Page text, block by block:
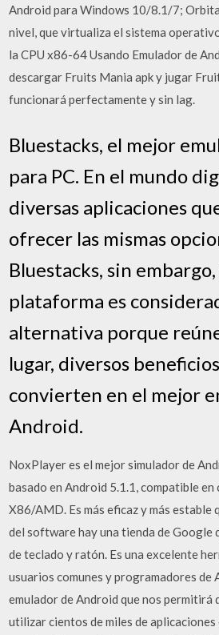
Android para Windows 10/8.1/7;
nivel, que virtualiza el sistema
la CPU x86-64 Usando Emulador de
descargar Fruits Mania apk y jugar
funcionará perfectamente y sin lag.
Bluestacks, el mejor
para PC. En el mundo
diversas aplicaciones
ofrecer las mismas
Bluestacks, sin
plataforma es
alternativa porque
lugar, diversos
convierten en el mejor
Android.
NoxPlayer es el mejor simulador de
basado en Android 5.1.1, compatible
X86/AMD. Es más eficaz y más estable
del software hay una tienda de Google
de teclado y ratón. Es una excelente
usuarios comunes y programadores de
emulador de Android que nos permitirá
utilizar cientos de miles de